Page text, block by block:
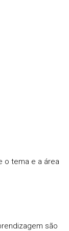
o tema e a área
são